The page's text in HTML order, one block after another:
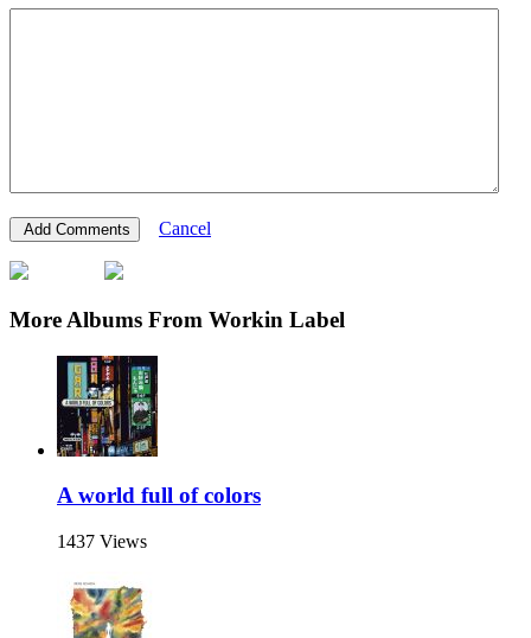
Cancel
More Albums From Workin Label
A world full of colors
1437 Views